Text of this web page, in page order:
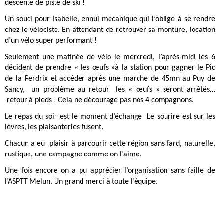
descente de piste de ski !
Un souci pour Isabelle, ennui mécanique qui l’oblige à se rendre
chez le vélociste. En attendant de retrouver sa monture, location
d’un vélo super performant !
Seulement une matinée de vélo le mercredi, l’après-midi les 6
décident de prendre « les œufs »à la station pour gagner le Pic
de la Perdrix et accéder après une marche de 45mn au Puy de
Sancy, un problème au retour les « œufs » seront arrêtés…
retour à pieds ! Cela ne décourage pas nos 4 compagnons.
Le repas du soir est le moment d’échange Le sourire est sur les
lèvres, les plaisanteries fusent.
Chacun a eu plaisir à parcourir cette région sans fard, naturelle,
rustique, une campagne comme on l’aime.
Une fois encore on a pu apprécier l’organisation sans faille de
l’ASPTT Melun. Un grand merci à toute l’équipe.